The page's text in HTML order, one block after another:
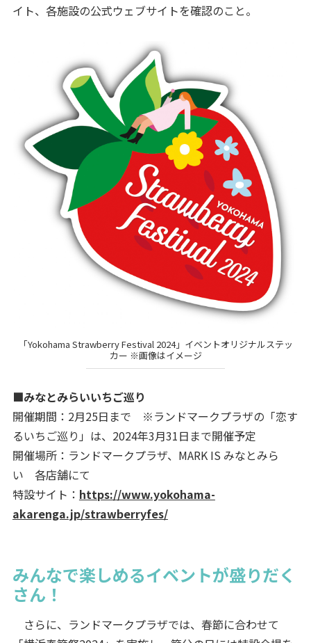
イト、各施設の公式ウェブサイトを確認のこと。
「Yokohama Strawberry Festival 2024」イベントオリジナルステッ
カー ※画像はイメージ
■みなとみらいいちご巡り
開催期間：2月25日まで ※ランドマークプラザの「恋す
るいちご巡り」は、2024年3月31日まで開催予定
開催場所：ランドマークプラザ、MARK IS みなとみら
い 各店舗にて
特設サイト： https://www.yokohama-
akarenga.jp/strawberryfes/
みんなで楽しめるイベントが盛りだく
さん！
さらに、ランドマークプラザでは、春節に合わせて